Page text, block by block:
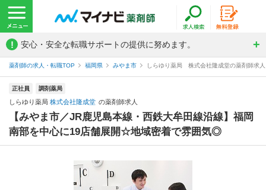
! 安心・安全な転職サポートの提供に努めます。
薬剤師の求人・転職TOP 福岡県 みやま市 しらゆり薬局 株式会社隆成堂の薬剤師求人
正社員 調剤薬局
しらゆり薬局 株式会社隆成堂 の薬剤師求人
【みやま市／JR鹿児島本線・西鉄大牟田線沿線】福岡
南部を中心に19店舗展開☆地域密着で雰囲気◎